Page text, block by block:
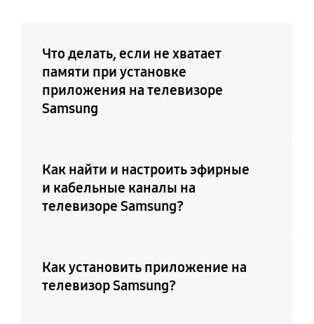
Что делать, если не хватает
памяти при установке
приложения на телевизоре
Samsung
Как найти и настроить эфирные
и кабельные каналы на
телевизоре Samsung?
Как установить приложение на
телевизор Samsung?